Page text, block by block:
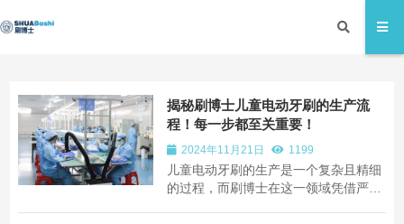
揭秘刷博士儿童电动牙刷的生产流
程！每一步都至关重要！
2024年11月21日 1199
儿童电动牙刷的生产是一个复杂且精细
的过程，而刷博士在这一领域凭借严谨